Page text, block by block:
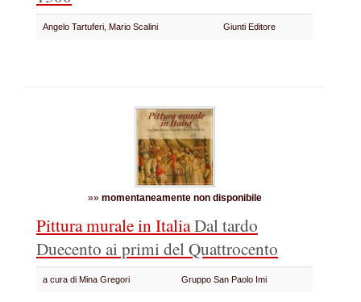
Angelo Tartuferi, Mario Scalini Giunti Editore
»» momentaneamente non disponibile
Pittura murale in ItaliaDal tardo
Duecento ai primi del Quattrocento
a cura di Mina Gregori Gruppo San Paolo Imi